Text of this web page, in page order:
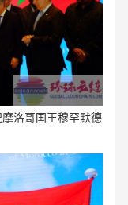
洛哥国王穆罕默德